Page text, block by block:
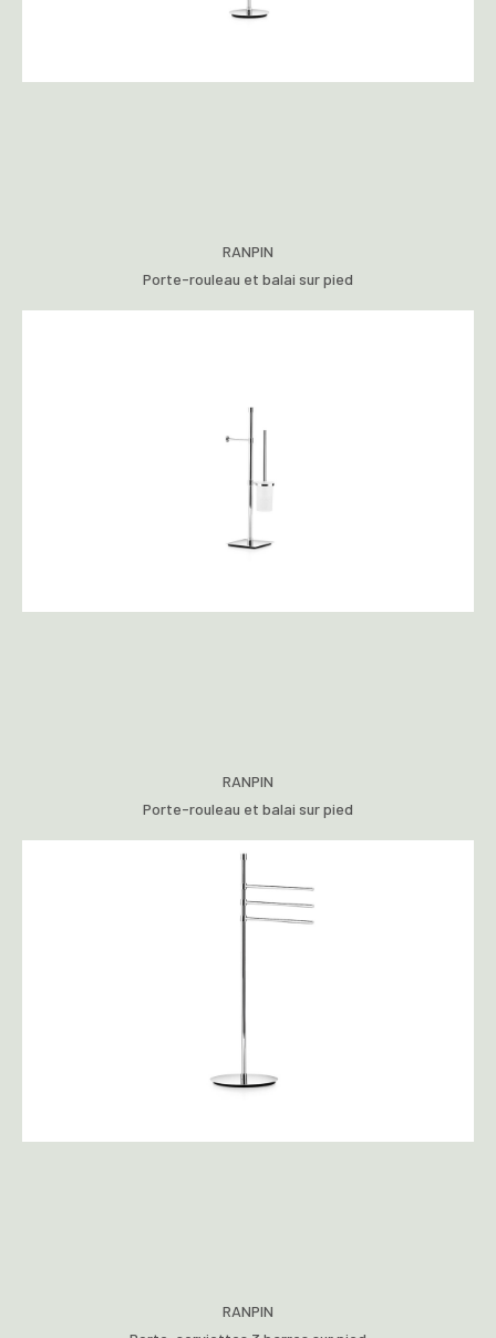
RANPIN
Porte-rouleau et balai sur pied
RANPIN
Porte-rouleau et balai sur pied
RANPIN